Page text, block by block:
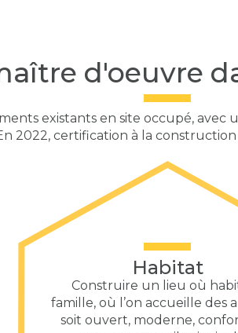
Habitat
Construire un lieu où
famille, où l’on accueille des
soit ouvert, moderne,
d'oeuvre
existants en site occupé,
2022, certification à la